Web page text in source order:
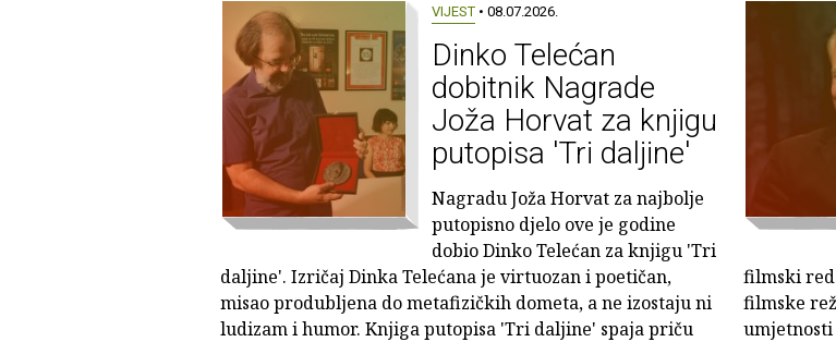
VIJEST • 08.07.2026.
Dinko Telećan
dobitnik Nagrade
Joža Horvat za knjigu
putopisa 'Tri daljine'
Nagradu Joža Horvat za najbolje
putopisno djelo ove je godine
dobio Dinko Telećan za knjigu 'Tri
daljine'. Izričaj Dinka Telećana je virtuozan i poetičan,
misao produbljena do metafizičkih dometa, a ne izostaju ni
ludizam i humor. Knjiga putopisa 'Tri daljine' spaja priču
filmski
filmske
umjetnosti